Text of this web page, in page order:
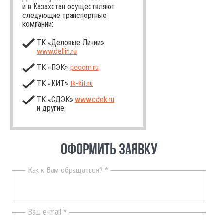
и в Казахстан осуществляют
следующие транспортные
компании:
ТК «Деловые Линии»
www.dellin.ru
ТК «ПЭК» pecom.ru
ТК «КИТ» tk-kit.ru
ТК «СДЭК» www.cdek.ru
и другие.
ОФОРМИТЬ ЗАЯВКУ
Как к Вам обращаться? *
Ваш e-mail *